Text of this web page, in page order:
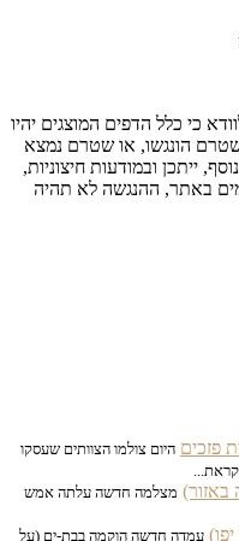
כי כלל הדפים המוצגים יהיו
הונגשו, או שטרם נמצא
ייתכן ובמודעות חיצוניות,
באתר, ההנגשה לא תהיה
פזכים היום צולמו הצוותים שעסקו
מצלמה חדשה עלתה אמש
עמדה חדשה הוקמה בבת-ים (על